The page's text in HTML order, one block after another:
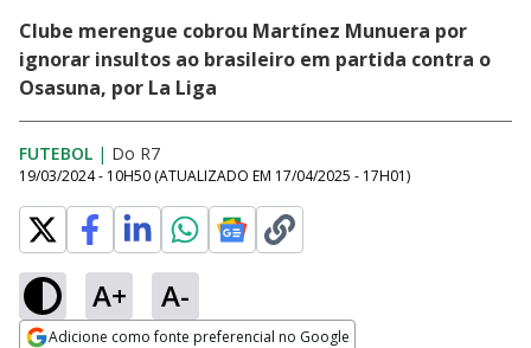
Clube merengue cobrou Martínez Munuera por
ignorar insultos ao brasileiro em partida contra o
Osasuna, por La Liga
FUTEBOL | Do R7
19/03/2024 - 10H50 (ATUALIZADO EM 17/04/2025 - 17H01)
A+ A-
Adicione como fonte preferencial no Google